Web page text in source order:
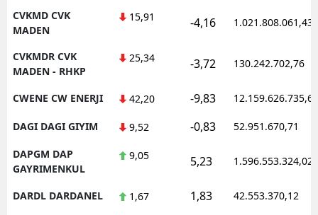
CVKMD CVK
MADEN
15,91 -4,16 1.021.808.061,43
CVKMDR CVK
MADEN - RHKP
25,34 -3,72 130.242.702,76
CWENE CW ENERJI 42,20 -9,83 12.159.626.735,62
DAGI DAGI GIYIM 9,52 -0,83 52.951.670,71
DAPGM DAP
GAYRIMENKUL
9,05 5,23 1.596.553.324,02
DARDL DARDANEL 1,67 1,83 42.553.370,12